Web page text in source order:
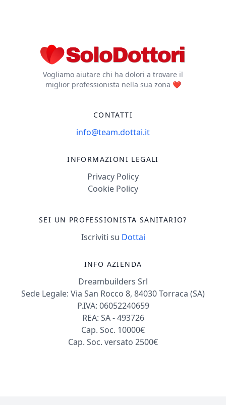
Vogliamo aiutare chi ha dolori a trovare il
miglior professionista nella sua zona ❤️
CONTATTI
info@team.dottai.it
INFORMAZIONI LEGALI
Privacy Policy
Cookie Policy
SEI UN PROFESSIONISTA SANITARIO?
Iscriviti su Dottai
INFO AZIENDA
Dreambuilders Srl
Sede Legale: Via San Rocco 8, 84030 Torraca (SA)
P.IVA: 06052240659
REA: SA - 493726
Cap. Soc. 10000€
Cap. Soc. versato 2500€